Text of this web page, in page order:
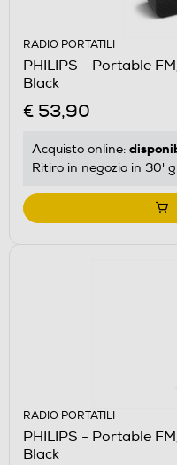
RADIO PORTATILI
PHILIPS - Portable
Black
€ 53,90
Acquisto online:
Ritiro in negozio in 30'
RADIO PORTATILI
PHILIPS - Portable
Black